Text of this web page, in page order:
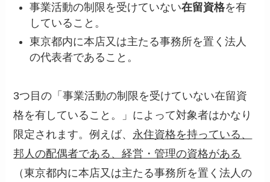
事業活動の制限を受けていない在留資格を有
していること。
東京都内に本店又は主たる事務所を置く法人
の代表者であること。
3つ目の「事業活動の制限を受けていない在留資
格を有していること。」によって対象者はかなり
限定されます。例えば、 永住資格を持っている、
邦人の配偶者である、経営・管理の資格がある
（東京都内に本店又は主たる事務所を置く法人の